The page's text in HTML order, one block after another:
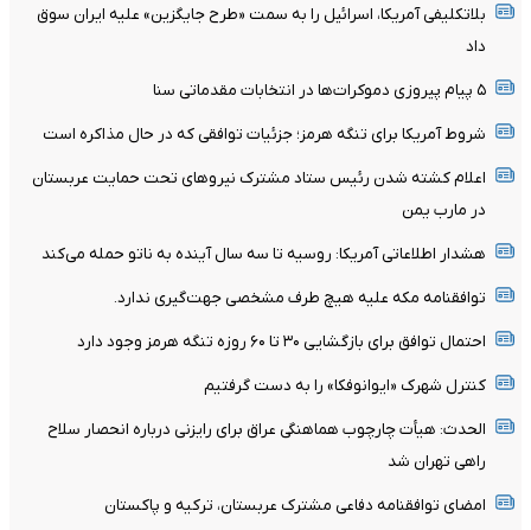
بلاتکلیفی آمریکا، اسرائیل را به سمت «طرح جایگزین» علیه ایران سوق
داد
۵ پیام پیروزی دموکرات‌ها در انتخابات مقدماتی سنا
شروط آمریکا برای تنگه هرمز؛ جزئیات توافقی که در حال مذاکره است
اعلام کشته شدن رئیس ستاد مشترک نیروهای تحت حمایت عربستان
در مارب یمن
هشدار اطلاعاتی آمریکا: روسیه تا سه سال آینده به ناتو حمله می‌کند
توافقنامه مکه علیه هیچ طرف مشخصی جهت‌گیری ندارد.
احتمال توافق برای بازگشایی ۳۰ تا ۶۰ روزه تنگه هرمز وجود دارد
کنترل شهرک «ایوانوفکا» را به دست گرفتیم
الحدث: هیأت چارچوب هماهنگی عراق برای رایزنی درباره انحصار سلاح
راهی تهران شد
امضای توافقنامه دفاعی مشترک عربستان، ترکیه و پاکستان